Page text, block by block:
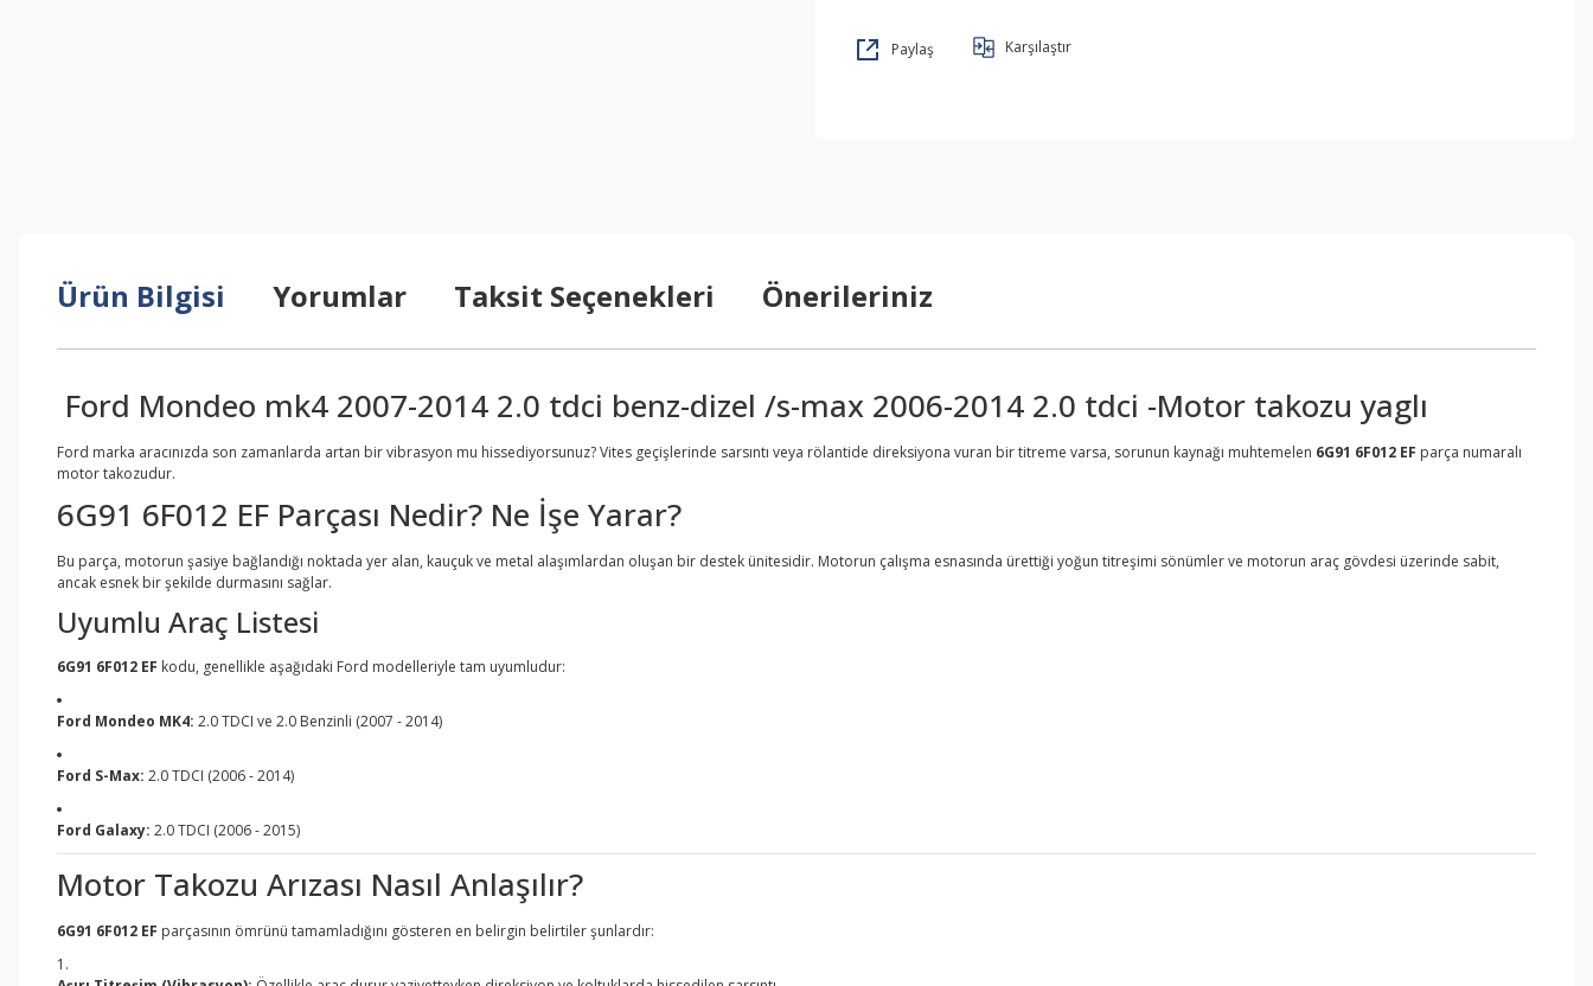
Paylaş Karşılaştır
Ürün Bilgisi Yorumlar Taksit Seçenekleri Önerileriniz
Ford Mondeo mk4 2007-2014 2.0 tdci benz-dizel /s-max 2006-2014 2.0 tdci -Motor takozu yaglı
Ford marka aracınızda son zamanlarda artan bir vibrasyon mu hissediyorsunuz? Vites geçişlerinde sarsıntı veya rölantide direksiyona vuran bir titreme varsa, sorunun kaynağı muhtemelen 6G91 6F012 EF parça numaralı
motor takozudur.
6G91 6F012 EF Parçası Nedir? Ne İşe Yarar?
Bu parça, motorun şasiye bağlandığı noktada yer alan, kauçuk ve metal alaşımlardan oluşan bir destek ünitesidir. Motorun çalışma esnasında ürettiği yoğun titreşimi sönümler ve motorun araç gövdesi üzerinde sabit,
ancak esnek bir şekilde durmasını sağlar.
Uyumlu Araç Listesi
6G91 6F012 EF kodu, genellikle aşağıdaki Ford modelleriyle tam uyumludur:
Ford Mondeo MK4: 2.0 TDCI ve 2.0 Benzinli (2007 - 2014)
Ford S-Max: 2.0 TDCI (2006 - 2014)
Ford Galaxy: 2.0 TDCI (2006 - 2015)
Motor Takozu Arızası Nasıl Anlaşılır?
6G91 6F012 EF parçasının ömrünü tamamladığını gösteren en belirgin belirtiler şunlardır: